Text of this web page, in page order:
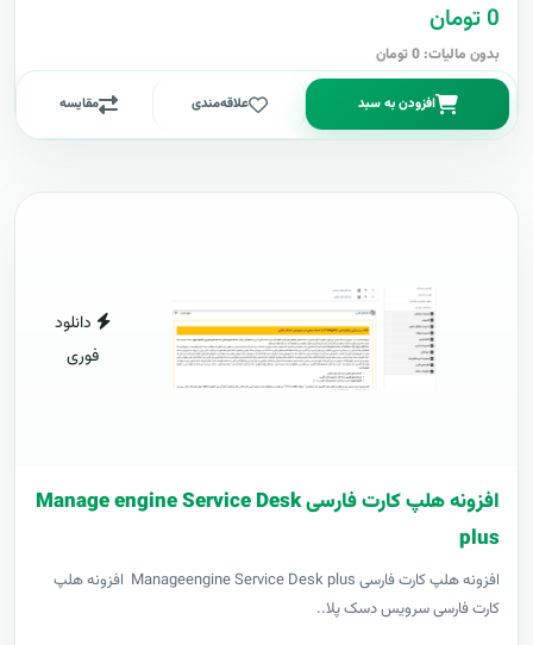
0 تومان
بدون مالیات: 0 تومان
افزودن به سبد علاقه‌مندی مقایسه
دانلود
فوری
افزونه هلپ کارت فارسی Manage engine Service Desk
plus
افزونه هلپ کارت فارسی Manageengine Service Desk plus افزونه هلپ
کارت فارسی سرویس دسک پلا..